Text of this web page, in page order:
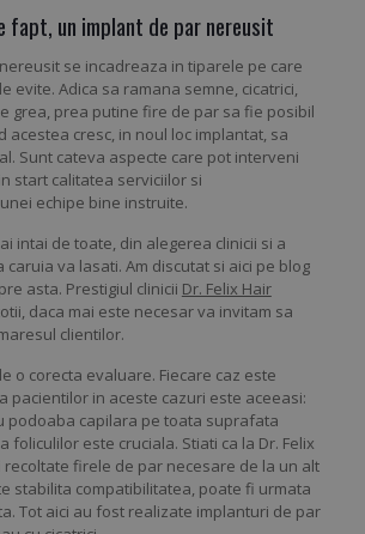
fapt, un implant de par nereusit
se incadreaza in tiparele pe care
evite. Adica sa ramana semne, cicatrici,
grea, prea putine fire de par sa fie posibil
acestea cresc, in noul loc implantat, sa
Sunt cateva aspecte care pot interveni
start calitatea serviciilor si
echipe bine instruite.
intai de toate, din alegerea clinicii si a
caruia va lasati. Am discutat si aici pe blog
asta. Prestigiul clinicii Dr. Felix Hair
daca mai este necesar va invitam sa
clientilor.
o corecta evaluare. Fiecare caz este
pacientilor in aceste cazuri este aceeasi:
podoaba capilara pe toata suprafata
foliculilor este cruciala. Stiati ca la Dr. Felix
recoltate firele de par necesare de la un alt
stabilita compatibilitatea, poate fi urmata
Tot aici au fost realizate implanturi de par